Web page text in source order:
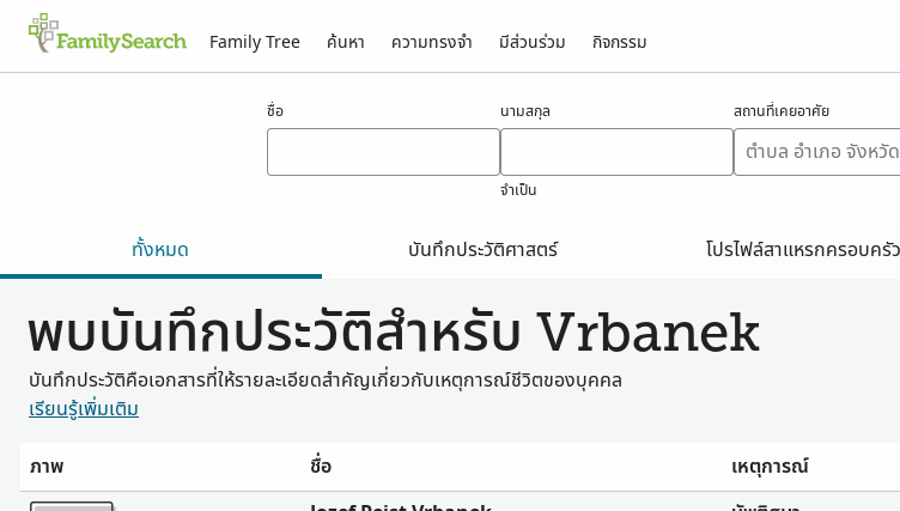
Family Tree ค้นหา ความทรงจำ มีส่วนร่วม กิจกรรม
ชื่อ นามสกุล
จำเป็น
สถานที่เคยอาศัย
ทั้งหมด บันทึกประวัติศาสตร์ โปรไฟล์สาแหรกครอบครัว
พบบันทึกประวัติสำหรับ Vrbanek
บันทึกประวัติคือเอกสารที่ให้รายละเอียดสำคัญเกี่ยวกับเหตุการณ์ชีวิตของบุคคล
เรียนรู้เพิ่มเติม
ภาพ ชื่อ เหตุการณ์
มากขึ้น